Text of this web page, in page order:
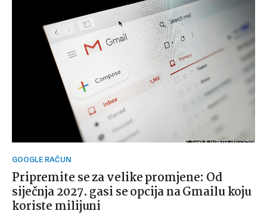
GOOGLE RAČUN
Pripremite se za velike promjene: Od
siječnja 2027. gasi se opcija na Gmailu koju
koriste milijuni